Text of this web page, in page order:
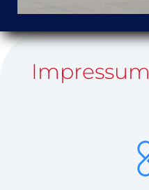
Impressum